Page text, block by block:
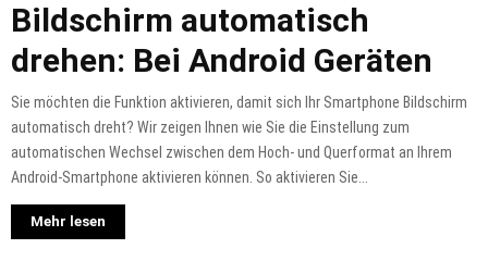
Bildschirm automatisch
drehen: Bei Android Geräten
Sie möchten die Funktion aktivieren, damit sich Ihr Smartphone Bildschirm
automatisch dreht? Wir zeigen Ihnen wie Sie die Einstellung zum
automatischen Wechsel zwischen dem Hoch- und Querformat an Ihrem
Android-Smartphone aktivieren können. So aktivieren Sie...
Mehr lesen